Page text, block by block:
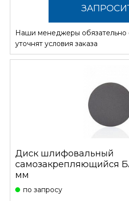
Наши менеджеры обязательно
уточнят условия заказа
Диск шлифовальный
самозакрепляющийся
мм
по запросу